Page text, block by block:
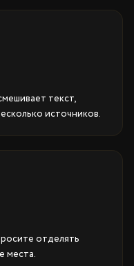
текст,
источников.
отделять
места.